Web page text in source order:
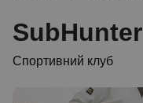
SubHunter
Спортивний клуб